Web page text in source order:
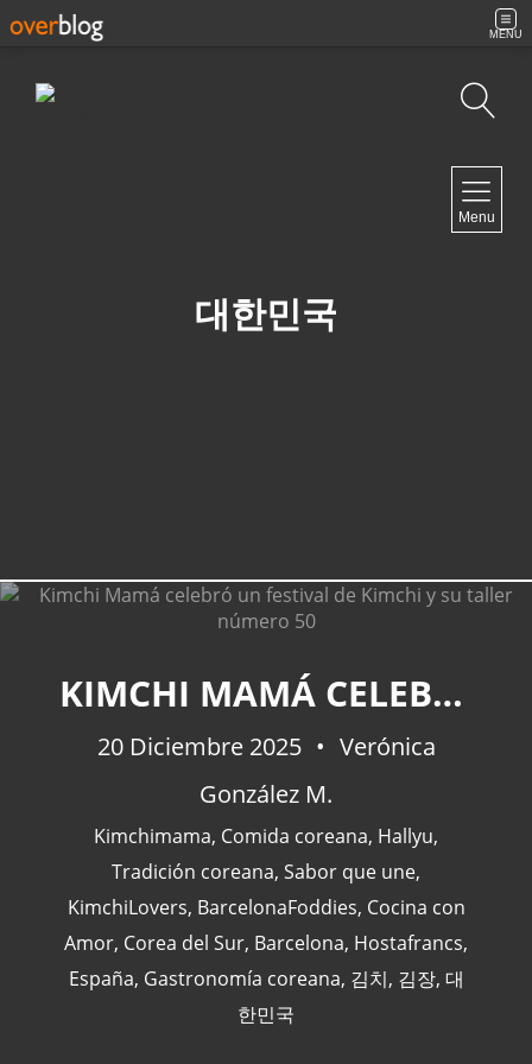
MENU
Menu
대한민국
KIMCHI MAMÁ CELEBRÓ UN FESTIVAL DE KIMCHI Y SU TALLER NÚMERO 50
20 Diciembre 2025
Verónica
González M.
Kimchimama, Comida coreana, Hallyu,
Tradición coreana, Sabor que une,
KimchiLovers, BarcelonaFoddies, Cocina con
Amor, Corea del Sur, Barcelona, Hostafrancs,
España, Gastronomía coreana, 김치, 김장, 대
한민국
CATEGORÍAS
Actualidad(227)
Barcelona(47)
Europa(47)
Venezuela(43)